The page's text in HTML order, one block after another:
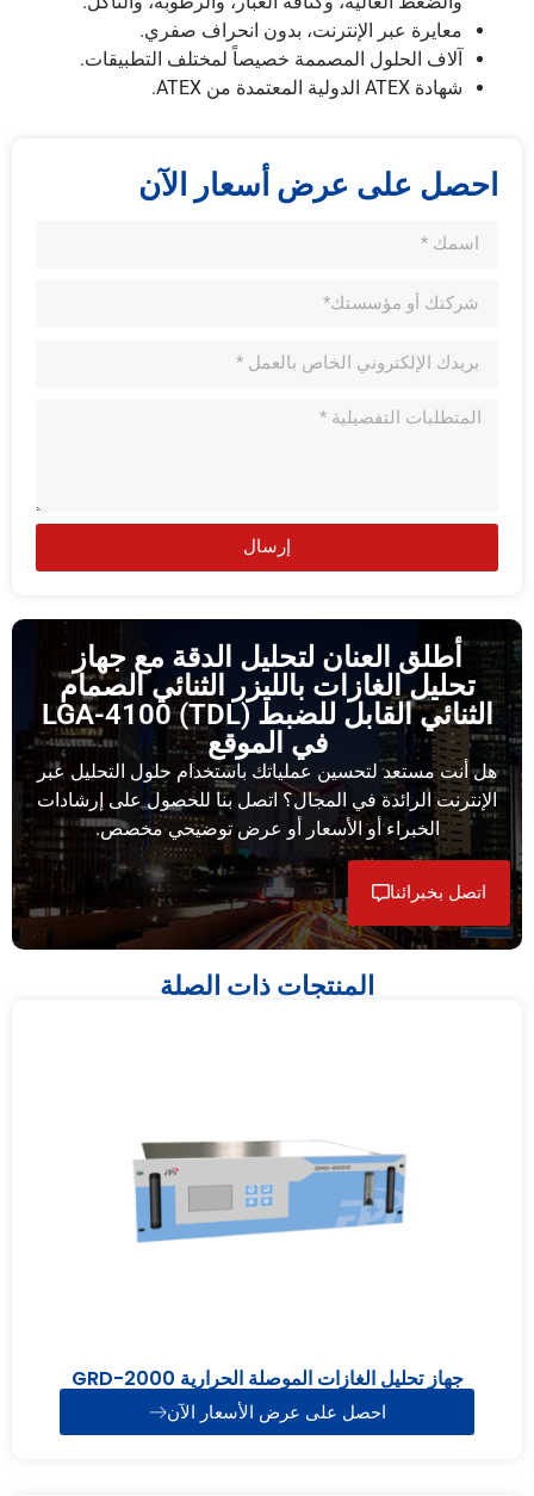
معايرة عبر الإنترنت، بدون انحراف صفري.
آلاف الحلول المصممة خصيصاً لمختلف التطبيقات.
شهادة ATEX الدولية المعتمدة من ATEX.
احصل على عرض أسعار الآن
إرسال
أطلق العنان لتحليل الدقة مع جهاز
تحليل الغازات بالليزر الثنائي الصمام
الثنائي القابل للضبط (TDL) LGA-4100
في الموقع
هل أنت مستعد لتحسين عملياتك باستخدام حلول التحليل عبر
الإنترنت الرائدة في المجال؟ اتصل بنا للحصول على إرشادات
الخبراء أو الأسعار أو عرض توضيحي مخصص.
اتصل بخبرائنا
المنتجات ذات الصلة
جهاز تحليل الغازات الموصلة الحرارية GRD-2000
احصل على عرض الأسعار الآن